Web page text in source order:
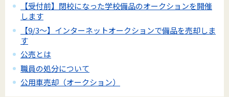
【受付前】閉校になった学校備品のオークションを開催
します
【9/3～】インターネットオークションで備品を売却しま
す
公売とは
職員の処分について
公用車売却（オークション）